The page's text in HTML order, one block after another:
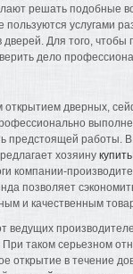
решать подобные
услугами
Для того, чтобы
дело
дверных,
предстоящей работы. В
хозяину
компании-
позволяет
и качественным
ведущих
При таком серьезном
открытие в течение